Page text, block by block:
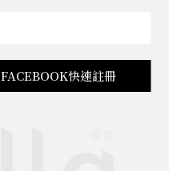
FACEBOOK快速註冊